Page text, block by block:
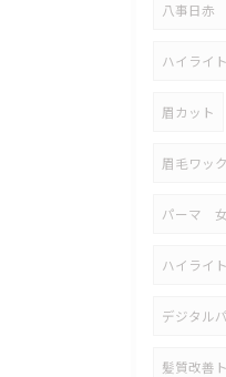
八事日赤
ハイライ
眉カット
眉毛ワッ
パーマ
ハイライ
デジタル
髪質改善